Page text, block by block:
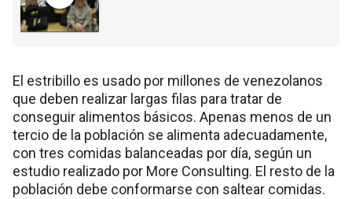
El estribillo es usado por millones de venezolanos
que deben realizar largas filas para tratar de
conseguir alimentos básicos. Apenas menos de un
tercio de la población se alimenta adecuadamente,
con tres comidas balanceadas por día, según un
estudio realizado por More Consulting. El resto de la
población debe conformarse con saltear comidas.